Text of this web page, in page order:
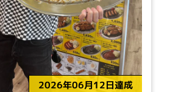
2026年06月12日達成